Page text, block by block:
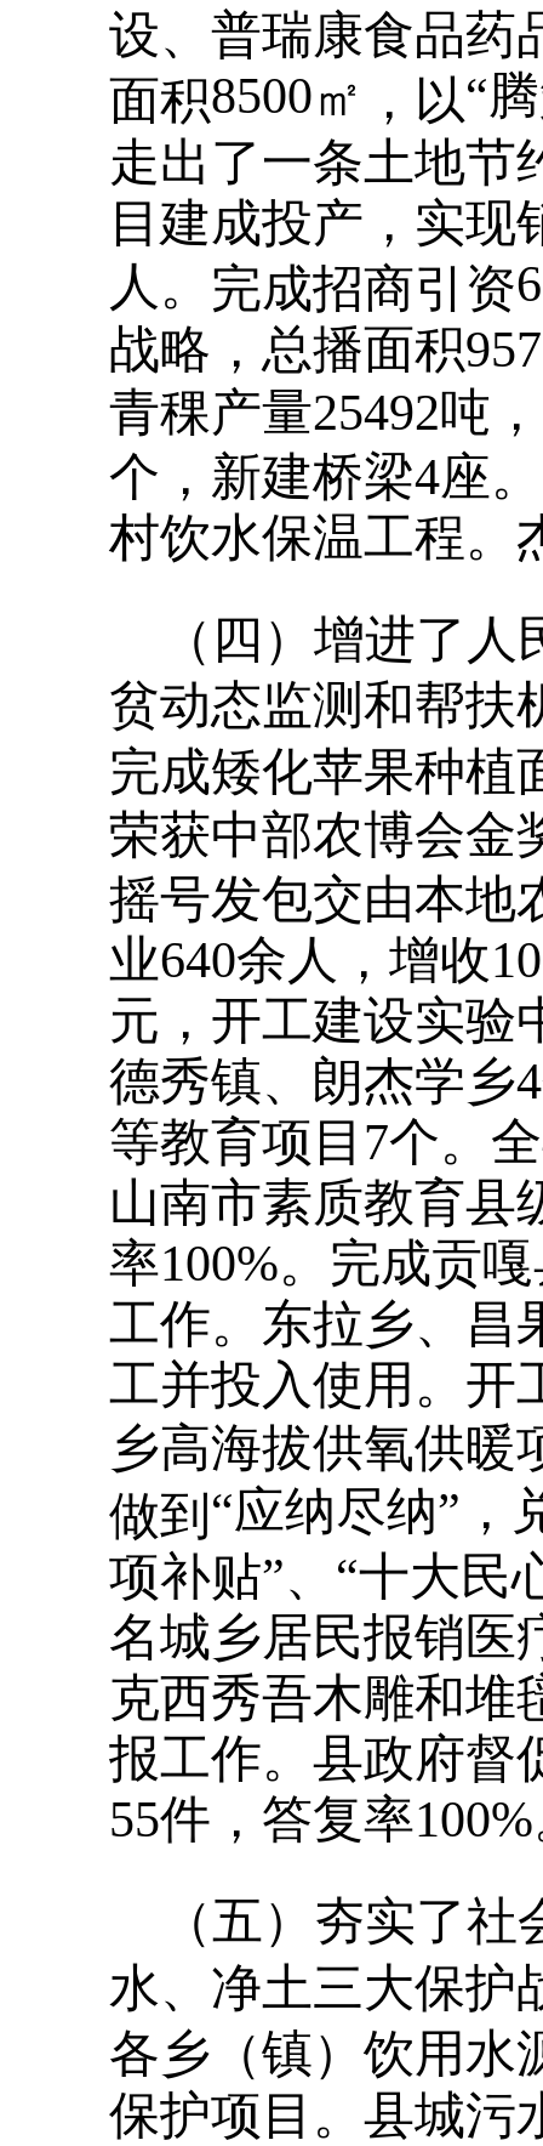
设、普瑞康食品药
面积8500㎡ ，以“
走出了一条土地节
目建成投产，实现
人。 完成招商引资
战略，总播面积
青稞产量25492吨
个，新建桥梁4座
村饮水保温工程。
（四）增进了人
贫动态监测和帮扶
完成矮化苹果种植
荣获中部农博会金
摇号发包交由本地
业640余人，增收
元，开工建设实验
德秀镇、朗杰学乡
等教育项目7个。
山南市素质教育县
率100%。完成贡
工作。东拉乡、昌
工并投入使用。开
乡高海拔供氧供暖
做到 “应纳尽纳”，
项补贴”、“十大民
名城乡居民报销医
克西秀吾木雕和堆
报工作。县政府督
55件，答复率
（五）夯实了社
水、净土三大保护
各乡（镇）饮用水
保护项目。县城污